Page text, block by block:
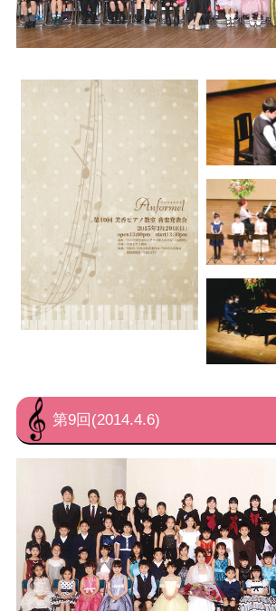
第9回(2014.4.6)